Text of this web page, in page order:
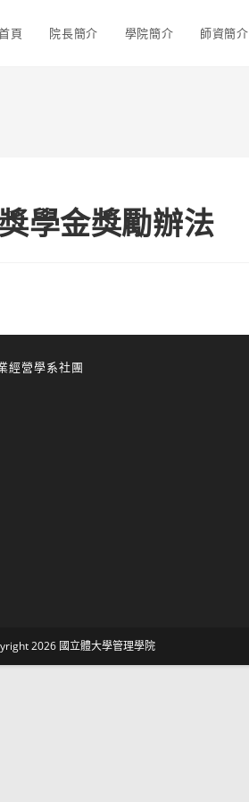
頁 院長簡介 學院簡介 師資簡介
學金獎勵辦法
經營學系社團
2026 國立體大學管理學院